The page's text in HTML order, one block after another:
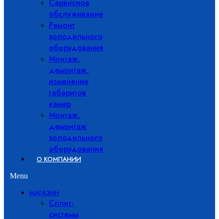
Сервисное
обслуживание
Ремонт
холодильного
оборудования
Монтаж,
демонтаж,
изменение
габаритов
камер
Монтаж,
демонтаж
холодильного
оборудования
О КОМПАНИИ
Menu
МАГАЗИН
Сплит-
системы